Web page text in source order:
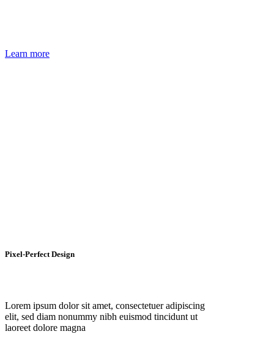
Learn more
Pixel-Perfect Design
Lorem ipsum dolor sit amet, consectetuer adipiscing
elit, sed diam nonummy nibh euismod tincidunt ut
laoreet dolore magna